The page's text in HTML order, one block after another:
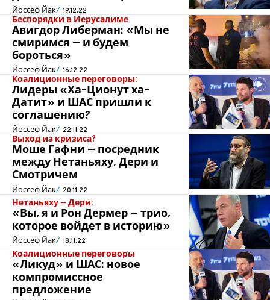
Йоссеф Йак 19.12.22
Беспорядки в Иерусалиме
Авигдор Либерман: «Мы не
смиримся – и будем
бороться»
Йоссеф Йак 16.12.22
Коалиционные переговоры:
Лидеры «Ха-Ционут ха-
Датит» и ШАС пришли к
соглашению?
Йоссеф Йак 22.11.22
Выход из кризиса?
Моше Гафни – посредник
между Нетаньяху, Дери и
Смотричем
Йоссеф Йак 20.11.22
Нетаньяху – Дери:
«Вы, я и Рон Дермер – трио,
которое войдет в историю»
Йоссеф Йак 18.11.22
Коалиционные переговоры
«Ликуд» и ШАС: новое
компромиссное
предложение